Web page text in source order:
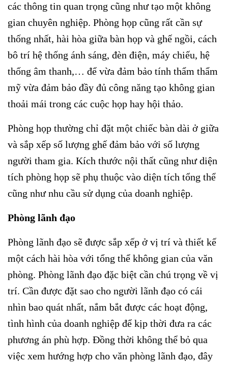
các thông tin quan trọng cũng như tạo một không
gian chuyên nghiệp. Phòng họp cũng rất cần sự
thống nhất, hài hòa giữa bàn họp và ghế ngồi, cách
bô trí hệ thống ánh sáng, đèn điện, máy chiếu, hệ
thống âm thanh,… để vừa đảm bảo tính thẩm thẩm
mỹ vừa đảm bảo đầy đủ công năng tạo không gian
thoải mái trong các cuộc họp hay hội thảo.
Phòng họp thường chỉ đặt một chiếc bàn dài ở giữa
và sắp xếp số lượng ghế đảm bảo với số lượng
người tham gia. Kích thước nội thất cũng như diện
tích phòng họp sẽ phụ thuộc vào diện tích tổng thể
cũng như nhu cầu sử dụng của doanh nghiệp.
Phòng lãnh đạo
Phòng lãnh đạo sẽ được sắp xếp ở vị trí và thiết kế
một cách hài hòa với tổng thể không gian của văn
phòng. Phòng lãnh đạo đặc biệt cần chú trọng về vị
trí. Cần được đặt sao cho người lãnh đạo có cái
nhìn bao quát nhất, nắm bắt được các hoạt động,
tình hình của doanh nghiệp để kịp thời đưa ra các
phương án phù hợp. Đồng thời không thể bỏ qua
việc xem hướng hợp cho văn phòng lãnh đạo, đây